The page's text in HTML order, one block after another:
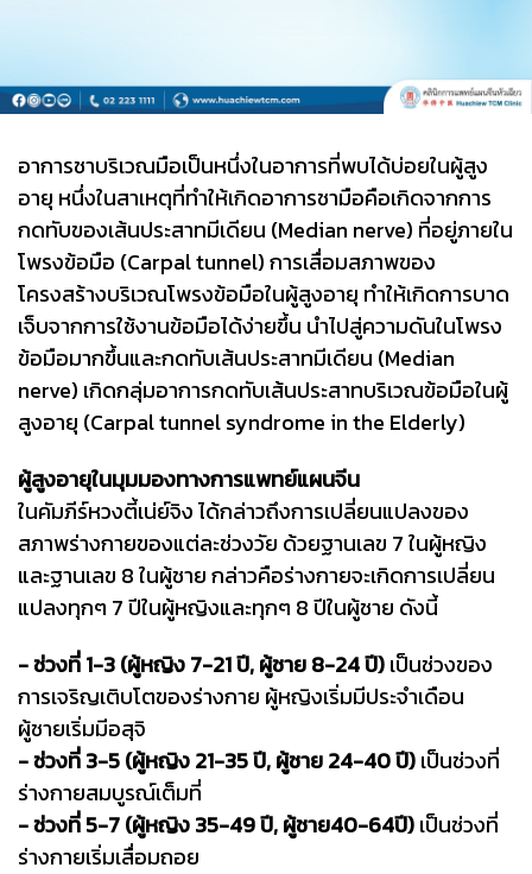
อาการชาบริเวณมือเป็นหนึ่งในอาการที่พบได้บ่อยในผู้สูง
อายุ หนึ่งในสาเหตุที่ทำให้เกิดอาการชามือคือเกิดจากการ
กดทับของเส้นประสาทมีเดียน (Median nerve) ที่อยู่ภายใน
โพรงข้อมือ (Carpal tunnel) การเสื่อมสภาพของ
โครงสร้างบริเวณโพรงข้อมือในผู้สูงอายุ ทำให้เกิดการบาด
เจ็บจากการใช้งานข้อมือได้ง่ายขึ้น นำไปสู่ความดันในโพรง
ข้อมือมากขึ้นและกดทับเส้นประสาทมีเดียน (Median
nerve) เกิดกลุ่มอาการกดทับเส้นประสาทบริเวณข้อมือในผู้
สูงอายุ (Carpal tunnel syndrome in the Elderly)
ผู้สูงอายุในมุมมองทางการแพทย์แผนจีน
ในคัมภีร์หวงตี้เน่ย์จิง ได้กล่าวถึงการเปลี่ยนแปลงของ
สภาพร่างกายของแต่ละช่วงวัย ด้วยฐานเลข 7 ในผู้หญิง
และฐานเลข 8 ในผู้ชาย กล่าวคือร่างกายจะเกิดการเปลี่ยน
แปลงทุกๆ 7 ปีในผู้หญิงและทุกๆ 8 ปีในผู้ชาย ดังนี้
- ช่วงที่ 1-3 (ผู้หญิง 7-21 ปี, ผู้ชาย 8-24 ปี)เป็นช่วงของ
การเจริญเติบโตของร่างกาย ผู้หญิงเริ่มมีประจำเดือน
ผู้ชายเริ่มมีอสุจิ
- ช่วงที่ 3-5 (ผู้หญิง 21-35 ปี, ผู้ชาย 24-40 ปี)เป็นช่วงที่
ร่างกายสมบูรณ์เต็มที่
- ช่วงที่ 5-7 (ผู้หญิง 35-49 ปี, ผู้ชาย40-64ปี)เป็นช่วงที่
ร่างกายเริ่มเสื่อมถอย